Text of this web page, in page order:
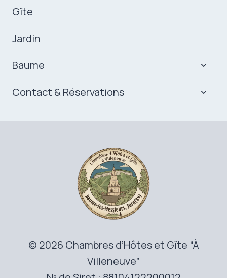
Gîte
Jardin
Baume
Contact & Réservations
© 2026 Chambres d’Hôtes et Gîte “À
Villeneuve”